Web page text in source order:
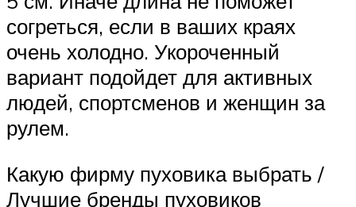
согреться, если в ваших краях
очень холодно. Укороченный
вариант подойдет для активных
людей, спортсменов и женщин за
рулем.
Какую фирму пуховика выбрать /
Лучшие бренды пуховиков